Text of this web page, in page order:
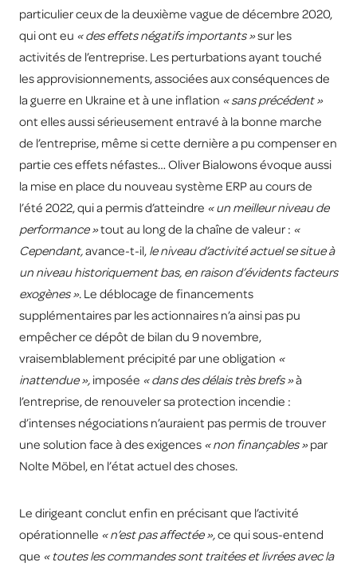
particulier ceux de la deuxième vague de décembre 2020,
qui ont eu « des effets négatifs importants »sur les
activités de l’entreprise. Les perturbations ayant touché
les approvisionnements, associées aux conséquences de
la guerre en Ukraine et à une inflation « sans précédent »
ont elles aussi sérieusement entravé à la bonne marche
de l’entreprise, même si cette dernière a pu compenser en
partie ces effets néfastes… Oliver Bialowons évoque aussi
la mise en place du nouveau système ERP au cours de
l’été 2022, qui a permis d’atteindre « un meilleur niveau de
performance »tout au long de la chaîne de valeur : «
Cependant,avance-t-il, le niveau d’activité actuel se situe à
un niveau historiquement bas, en raison d’évidents facteurs
exogènes ». Le déblocage de financements
supplémentaires par les actionnaires n’a ainsi pas pu
empêcher ce dépôt de bilan du 9 novembre,
vraisemblablement précipité par une obligation «
inattendue », imposée « dans des délais très brefs »à
l’entreprise, de renouveler sa protection incendie :
d’intenses négociations n’auraient pas permis de trouver
une solution face à des exigences « non finançables » par
Nolte Möbel, en l’état actuel des choses.
Le dirigeant conclut enfin en précisant que l’activité
opérationnelle « n’est pas affectée »,ce qui sous-entend
que « toutes les commandes sont traitées et livrées avec la